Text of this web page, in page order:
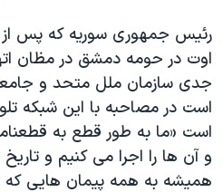
رئیس جمهوری سوریه که پس از
اوت در حومه دمشق در مظان
جدی سازمان ملل متحد و جامعه
است در مصاحبه با این شبکه
است «ما به طور قطع به
و آن ها را اجرا می کنیم و
همیشه به همه پیمان هایی که